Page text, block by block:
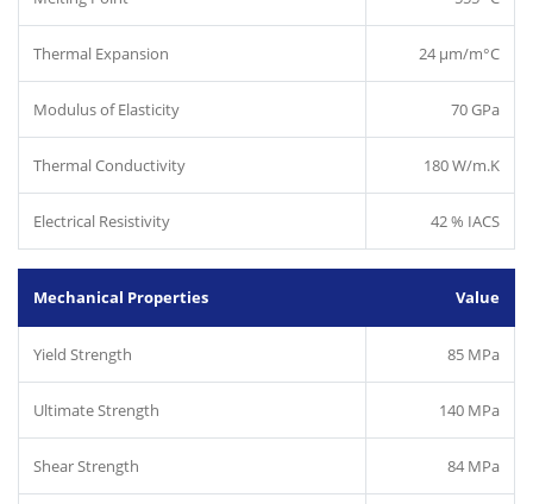
Thermal Expansion 24 µm/m°C
Modulus of Elasticity 70 GPa
Thermal Conductivity 180 W/m.K
Electrical Resistivity 42 % IACS
Mechanical Properties Value
Yield Strength 85 MPa
Ultimate Strength 140 MPa
Shear Strength 84 MPa